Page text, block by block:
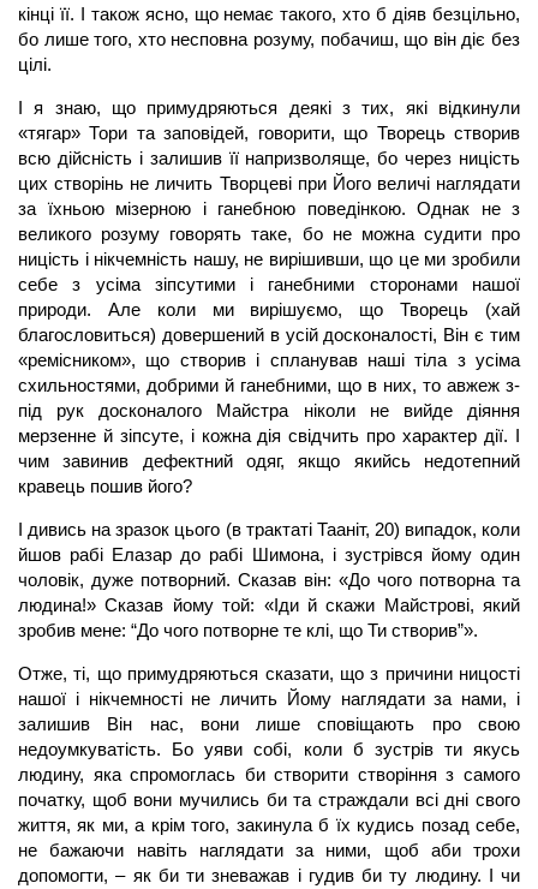
кінці її. І також ясно, що немає такого, хто б діяв безцільно,
бо лише того, хто несповна розуму, побачиш, що він діє без
цілі.
І я знаю, що примудряються деякі з тих, які відкинули
«тягар» Тори та заповідей, говорити, що Творець створив
всю дійсність і залишив її напризволяще, бо через ницість
цих створінь не личить Творцеві при Його величі наглядати
за їхньою мізерною і ганебною поведінкою. Однак не з
великого розуму говорять таке, бо не можна судити про
ницість і нікчемність нашу, не вирішивши, що це ми зробили
себе з усіма зіпсутими і ганебними сторонами нашої
природи. Але коли ми вирішуємо, що Творець (хай
благословиться) довершений в усій досконалості, Він є тим
«ремісником», що створив і спланував наші тіла з усіма
схильностями, добрими й ганебними, що в них, то авжеж з-
під рук досконалого Майстра ніколи не вийде діяння
мерзенне й зіпсуте, і кожна дія свідчить про характер дії. І
чим завинив дефектний одяг, якщо якийсь недотепний
кравець пошив його?
І дивись на зразок цього (в трактаті Тааніт, 20) випадок, коли
йшов рабі Елазар до рабі Шимона, і зустрівся йому один
чоловік, дуже потворний. Сказав він: «До чого потворна та
людина!» Сказав йому той: «Іди й скажи Майстрові, який
зробив мене: “До чого потворне те клі, що Ти створив”».
Отже, ті, що примудряються сказати, що з причини ницості
нашої і нікчемності не личить Йому наглядати за нами, і
залишив Він нас, вони лише сповіщають про свою
недоумкуватість. Бо уяви собі, коли б зустрів ти якусь
людину, яка спромоглась би створити створіння з самого
початку, щоб вони мучились би та страждали всі дні свого
життя, як ми, а крім того, закинула б їх кудись позад себе,
не бажаючи навіть наглядати за ними, щоб аби трохи
допомогти, – як би ти зневажав і гудив би ту людину. І чи